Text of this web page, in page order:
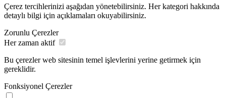
Çerez tercihlerinizi aşağıdan yönetebilirsiniz. Her kategori hakkında
detaylı bilgi için açıklamaları okuyabilirsiniz.
Zorunlu Çerezler
Her zaman aktif
Bu çerezler web sitesinin temel işlevlerini yerine getirmek için
gereklidir.
Fonksiyonel Çerezler